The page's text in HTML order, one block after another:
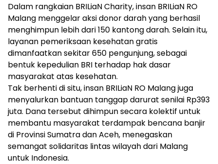
Dalam rangkaian BRILiaN Charity, insan BRILiaN RO
Malang menggelar aksi donor darah yang berhasil
menghimpun lebih dari 150 kantong darah. Selain itu,
layanan pemeriksaan kesehatan gratis
dimanfaatkan sekitar 650 pengunjung, sebagai
bentuk kepedulian BRI terhadap hak dasar
masyarakat atas kesehatan.
Tak berhenti di situ, insan BRILiaN RO Malang juga
menyalurkan bantuan tanggap darurat senilai Rp393
juta. Dana tersebut dihimpun secara kolektif untuk
membantu masyarakat terdampak bencana banjir
di Provinsi Sumatra dan Aceh, menegaskan
semangat solidaritas lintas wilayah dari Malang
untuk Indonesia.